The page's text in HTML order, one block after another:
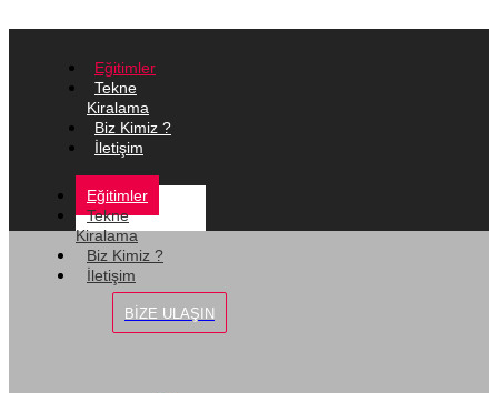
Eğitimler
Tekne
Kiralama
Biz Kimiz ?
İletişim
Eğitimler
Tekne
Kiralama
Biz Kimiz ?
İletişim
BIZE ULAŞIN